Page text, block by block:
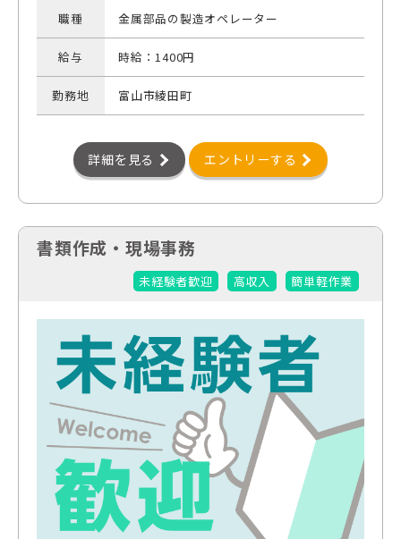
職種 金属部品の製造オペレーター
給与 時給：1400円
勤務地 富山市綾田町
詳細を見る エントリーする
書類作成・現場事務
未経験者歓迎 高収入 簡単軽作業